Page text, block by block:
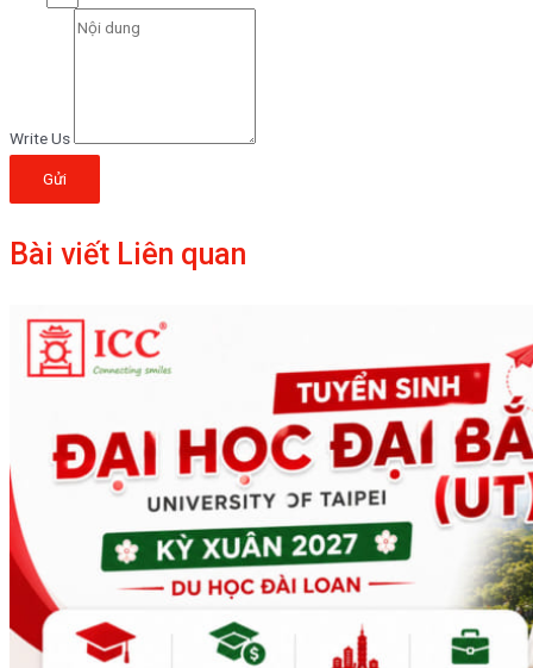
Write Us
Gửi
Bài viết Liên quan